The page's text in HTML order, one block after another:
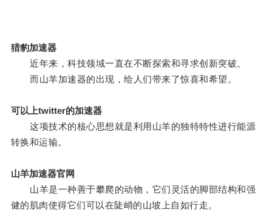
猎豹加速器
近年来，科技领域一直在不断探索和寻求创新突破。
而山羊加速器的出现，给人们带来了惊喜和希望。
可以上twitter的加速器
这项技术的核心思想就是利用山羊的独特特性进行能源
转换和运输。
山羊加速器官网
山羊是一种善于攀爬的动物，它们灵活的脚部结构和强
健的肌肉使得它们可以在陡峭的山坡上自如行走。